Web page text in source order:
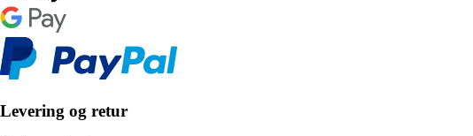
Levering og retur